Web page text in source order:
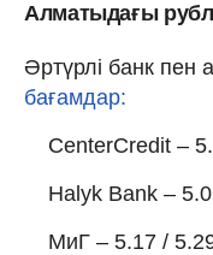
Алматыдағы
Әртүрлі банк пен
бағамдар:
CenterCredit –
Halyk Bank –
МиГ – 5.17 /